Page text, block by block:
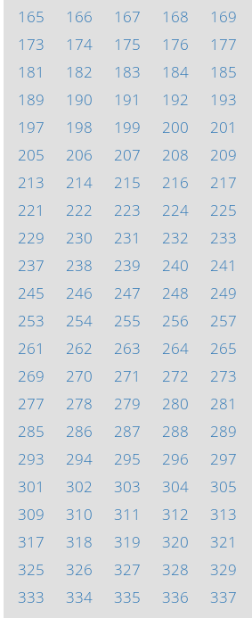
165
166 167 168 169
173
174 175 176 177
181
182 183 184 185
189
190 191 192 193
197
198 199 200 201
205
206 207 208 209
213
214 215 216 217
221
222 223 224 225
229
230 231 232 233
237
238 239 240 241
245
246 247 248 249
253
254 255 256 257
261
262 263 264 265
269
270 271 272 273
277
278 279 280 281
285
286 287 288 289
293
294 295 296 297
301
302 303 304 305
309
310 311 312 313
317
318 319 320 321
325
326 327 328 329
333
334 335 336 337